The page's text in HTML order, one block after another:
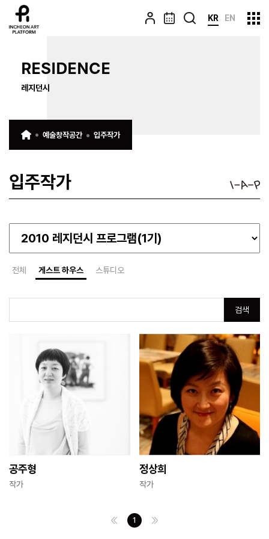
KR EN
RESIDENCE
레지던시
예술창작공간 입주작가
입주작가
전체 게스트 하우스 스튜디오
검색
공주형
작가
정상희
작가
1